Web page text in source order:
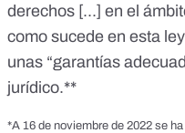
derechos [...] en el
como sucede en esta
unas “garantías
jurídico.**
*A 16 de noviembre de 2022 se